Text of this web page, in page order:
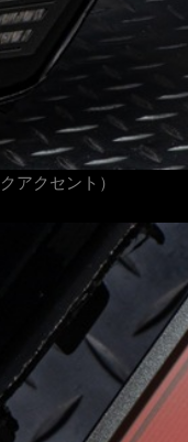
アクセント）